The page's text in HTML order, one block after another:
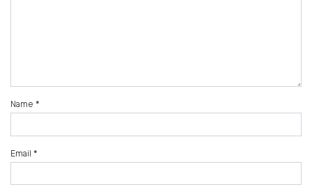
Name *
Email *